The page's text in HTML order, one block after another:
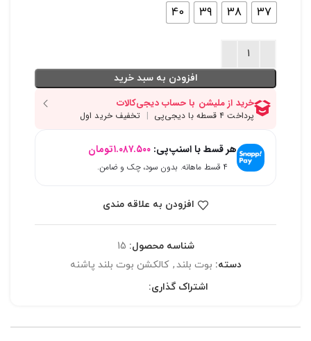
37
38
39
40
افزودن به سبد خرید
هر قسط با اسنپ‌پی: ۱.۰۸۷.۵۰۰تومان
۴ قسط ماهانه. بدون سود، چک و ضامن.
افزودن به علاقه مندی
شناسه محصول: 15
دسته: بوت بلند, کالکشن بوت بلند پاشنه
اشتراک گذاری: